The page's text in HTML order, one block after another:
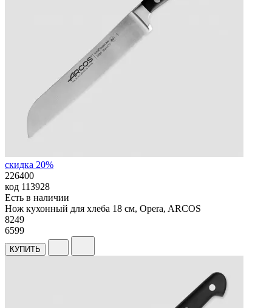
скидка 20%
226400
код 113928
Есть в наличии
Нож кухонный для хлеба 18 см, Opera, ARCOS
8249
6599
КУПИТЬ